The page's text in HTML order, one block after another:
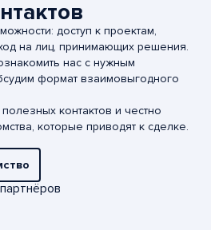
доступ к проектам,
на лиц, принимающих решения.
нас с нужным
формат взаимовыгодного
контактов и честно
которые приводят к сделке.